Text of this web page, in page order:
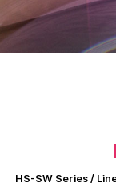
HS-SW Series /